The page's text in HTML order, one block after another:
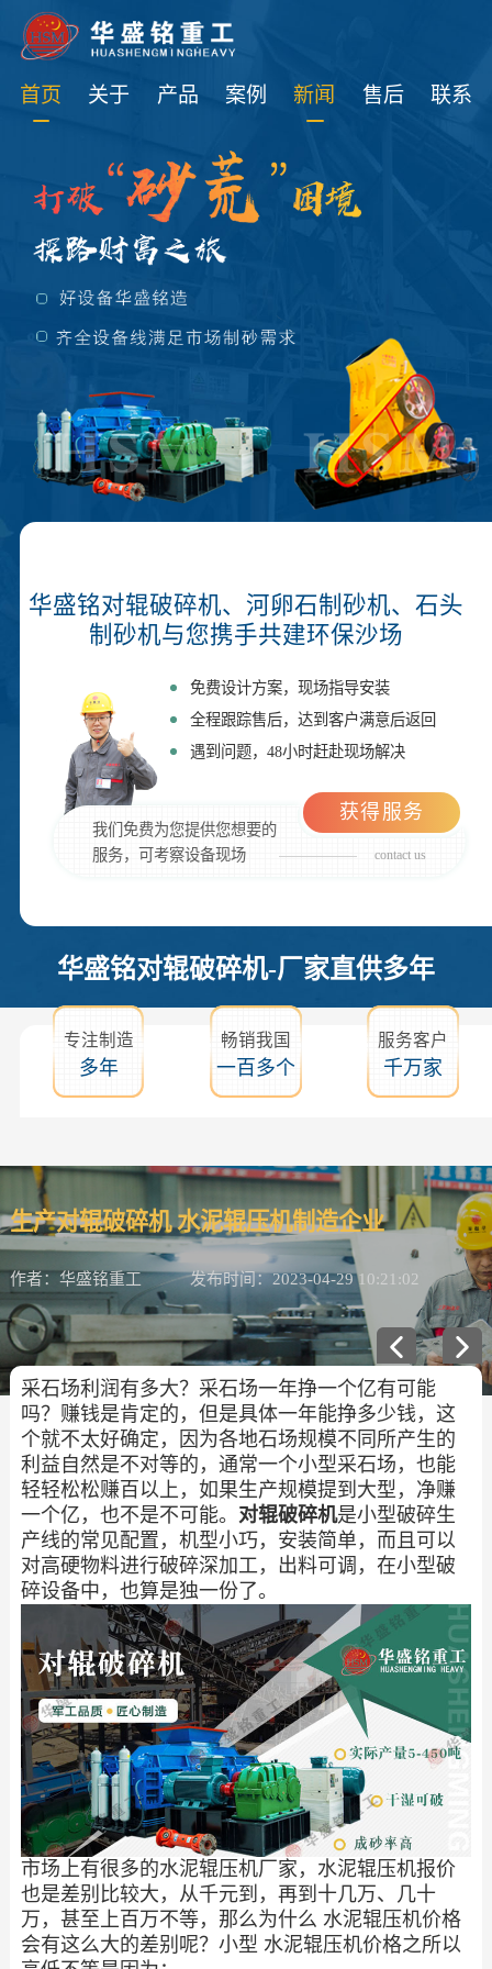
首页 关于 产品 案例 新闻 售后 联系
华盛铭对辊破碎机、河卵石制砂机、石头
制砂机与您携手共建环保沙场
免费设计方案，现场指导安装
全程跟踪售后，达到客户满意后返回
遇到问题，48小时赶赴现场解决
我们免费为您提供您想要的
服务，可考察设备现场
contact us
获得服务
华盛铭对辊破碎机-厂家直供多年
专注制造
多年
畅销我国
一百多个
服务客户
千万家
生产对辊破碎机 水泥辊压机制造企业
作者：华盛铭重工 发布时间：2023-04-29 10:21:02
采石场利润有多大？采石场一年挣一个亿有可能
吗？赚钱是肯定的，但是具体一年能挣多少钱，这
个就不太好确定，因为各地石场规模不同所产生的
利益自然是不对等的，通常一个小型采石场，也能
轻轻松松赚百以上，如果生产规模提到大型，净赚
一个亿，也不是不可能。 对辊破碎机是小型破碎生
产线的常见配置，机型小巧，安装简单，而且可以
对高硬物料进行破碎深加工，出料可调，在小型破
碎设备中，也算是独一份了。
市场上有很多的水泥辊压机厂家，水泥辊压机报价
也是差别比较大，从千元到，再到十几万、几十
万，甚至上百万不等，那么为什么 水泥辊压机价格
会有这么大的差别呢？小型 水泥辊压机价格之所以